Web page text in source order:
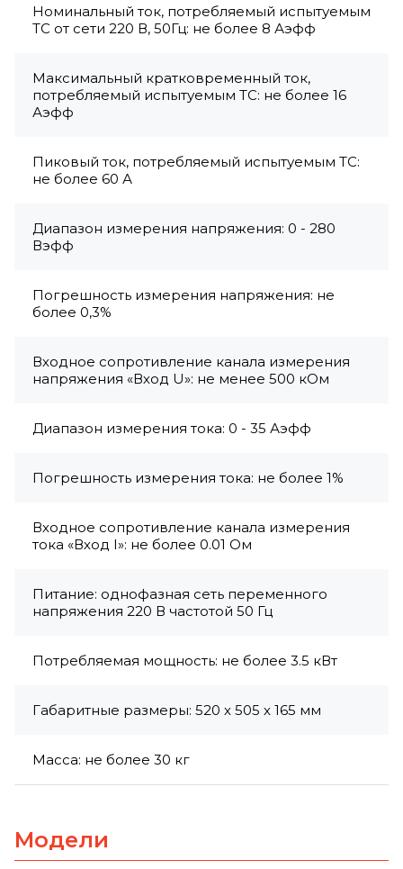
Номинальный ток, потребляемый испытуемым
ТС от сети 220 В, 50Гц: не более 8 Аэфф
Максимальный кратковременный ток,
потребляемый испытуемым ТС: не более 16
Аэфф
Пиковый ток, потребляемый испытуемым ТС:
не более 60 А
Диапазон измерения напряжения: 0 - 280
Вэфф
Погрешность измерения напряжения: не
более 0,3%
Входное сопротивление канала измерения
напряжения «Вход U»: не менее 500 кОм
Диапазон измерения тока: 0 - 35 Аэфф
Погрешность измерения тока: не более 1%
Входное сопротивление канала измерения
тока «Вход I»: не более 0.01 Ом
Питание: однофазная сеть переменного
напряжения 220 В частотой 50 Гц
Потребляемая мощность: не более 3.5 кВт
Габаритные размеры: 520 х 505 х 165 мм
Масса: не более 30 кг
Модели